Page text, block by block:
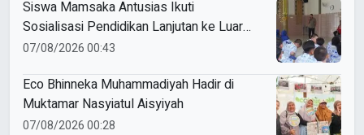
Siswa Mamsaka Antusias Ikuti
Sosialisasi Pendidikan Lanjutan ke Luar
Negeri
07/08/2026 00:43
Eco Bhinneka Muhammadiyah Hadir di
Muktamar Nasyiatul Aisyiyah
07/08/2026 00:28